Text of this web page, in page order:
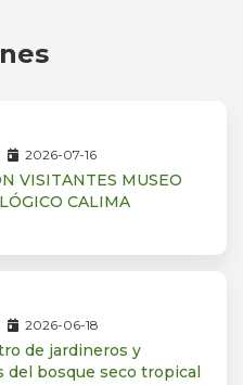
2026-07-16
VISITANTES MUSEO
CALIMA
2026-06-18
de jardineros y
del bosque seco tropical